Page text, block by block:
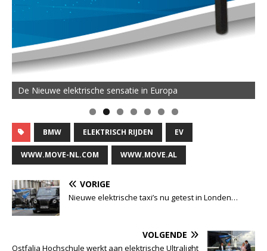
De Nieuwe elektrische sensatie in Europa
BMW ELEKTRISCH RIJDEN EV
WWW.MOVE-NL.COM WWW.MOVE.AL
VORIGE
Nieuwe elektrische taxi’s nu getest in Londen…
VOLGENDE
Ostfalia Hochschule werkt aan elektrische Ultralight